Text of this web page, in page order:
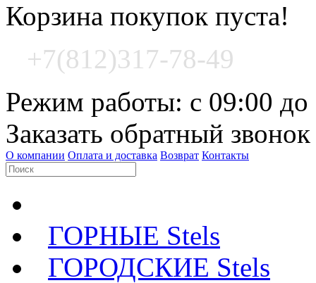
Корзина покупок пуста!
+7(812)317-78-49
Режим работы: с 09:00 до
Заказать обратный звонок
О компании Оплата и доставка Возврат Контакты
ГОРНЫЕ Stels
ГОРОДСКИЕ Stels